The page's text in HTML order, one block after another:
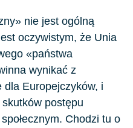
nie jest ogólną
oczywistym, że Unia
«państwa
wynikać z
Europejczyków, i
postępu
Chodzi tu o